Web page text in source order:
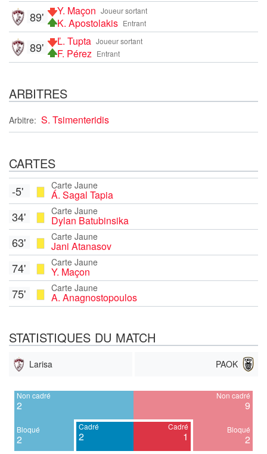
Joueur sortant
Y. Maçon
Entrant
K. Apostolakis
89'
Joueur sortant
Ľ. Tupta
Entrant
F. Pérez
89'
ARBITRES
Arbitre: S. Tsimenteridis
CARTES
Carte Jaune
Á. Sagal Tapia
-5'
Carte Jaune
Dylan Batubinsika
34'
Carte Jaune
Jani Atanasov
63'
Carte Jaune
Y. Maçon
74'
Carte Jaune
A. Anagnostopoulos
75'
STATISTIQUES DU MATCH
Larisa PAOK
Non cadré
2
Bloqué
2
Cadré
2
Cadré
1
Non cadré
9
Bloqué
2